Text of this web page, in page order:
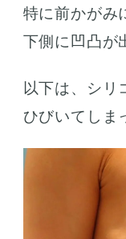
特に前かがみ
下側に凹凸が
以下は、シリ
ひびいてしま